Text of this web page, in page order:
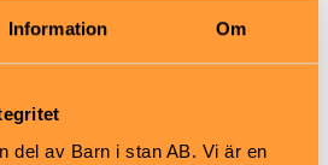
Information Om
del av Barn i stan AB. Vi är en
Marie nycklar, knärot och
hassel, blåsippa och vårärt